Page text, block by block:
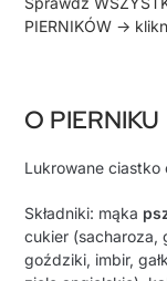
PIERNIKÓW ->
O PIERNIKU
Lukrowane ciastko
Składniki: mąka
cukier (sacharoza,
goździki, imbir,